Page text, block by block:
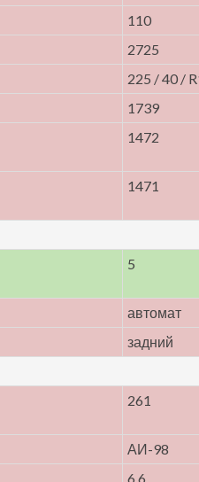
110
2725
225 / 40 /
1739
1472
1471
5
автомат
задний
261
АИ-98
6.6